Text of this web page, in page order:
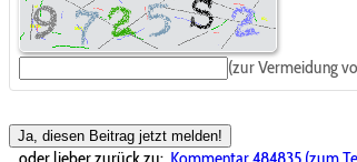
(zur Vermeidung
Ja, diesen Beitrag jetzt melden!
...oder lieber zurück zu: Kommentar 484835 (zum